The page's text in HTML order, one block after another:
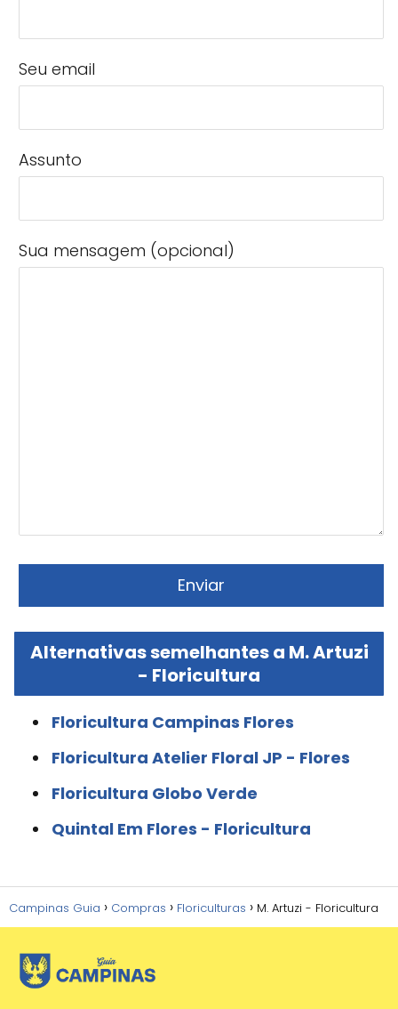
Seu email
Assunto
Sua mensagem (opcional)
Alternativas semelhantes a M. Artuzi
- Floricultura
Floricultura Campinas Flores
Floricultura Atelier Floral JP - Flores
Floricultura Globo Verde
Quintal Em Flores - Floricultura
Campinas Guia Compras Floriculturas M. Artuzi - Floricultura